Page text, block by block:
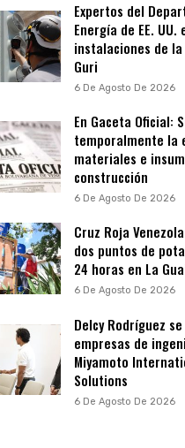
Expertos del
Energía de EE. UU.
instalaciones de
Guri
6 De Agosto De 2026
En Gaceta Oficial:
temporalmente la
materiales e
construcción
6 De Agosto De 2026
Cruz Roja
dos puntos de
24 horas en La
6 De Agosto De 2026
Delcy Rodríguez
empresas de
Miyamoto
Solutions
6 De Agosto De 2026